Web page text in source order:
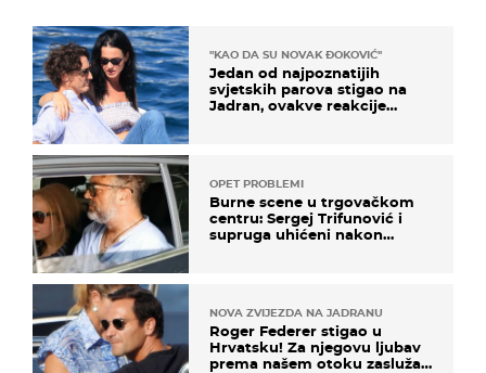
"KAO DA SU NOVAK ĐOKOVIĆ"
Jedan od najpoznatijih
svjetskih parova stigao na
Jadran, ovakve reakcije
OPET PROBLEMI
Burne scene u trgovačkom
centru: Sergej Trifunović i
supruga uhićeni nakon
NOVA ZVIJEZDA NA JADRANU
Roger Federer stigao u
Hrvatsku! Za njegovu ljubav
prema našem otoku zaslužan